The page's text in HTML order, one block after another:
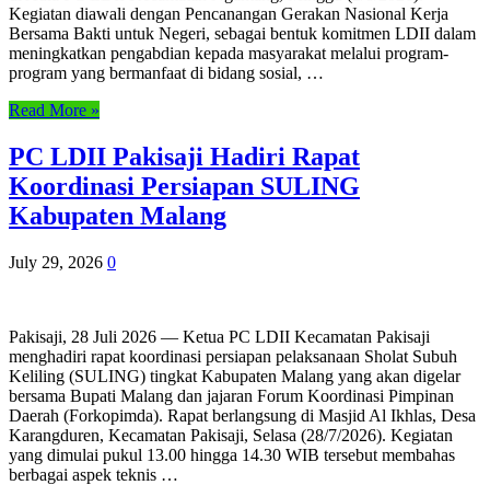
Kegiatan diawali dengan Pencanangan Gerakan Nasional Kerja
Bersama Bakti untuk Negeri, sebagai bentuk komitmen LDII dalam
meningkatkan pengabdian kepada masyarakat melalui program-
program yang bermanfaat di bidang sosial, …
Read More »
PC LDII Pakisaji Hadiri Rapat
Koordinasi Persiapan SULING
Kabupaten Malang
July 29, 2026 0
Pakisaji, 28 Juli 2026 — Ketua PC LDII Kecamatan Pakisaji
menghadiri rapat koordinasi persiapan pelaksanaan Sholat Subuh
Keliling (SULING) tingkat Kabupaten Malang yang akan digelar
bersama Bupati Malang dan jajaran Forum Koordinasi Pimpinan
Daerah (Forkopimda). Rapat berlangsung di Masjid Al Ikhlas, Desa
Karangduren, Kecamatan Pakisaji, Selasa (28/7/2026). Kegiatan
yang dimulai pukul 13.00 hingga 14.30 WIB tersebut membahas
berbagai aspek teknis …